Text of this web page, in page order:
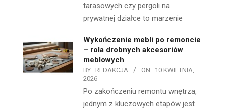
tarasowych czy pergoli na
prywatnej działce to marzenie
Wykończenie mebli po remoncie
– rola drobnych akcesoriów
meblowych
BY: REDAKCJA ON: 10 KWIETNIA,
2026
Po zakończeniu remontu wnętrza,
jednym z kluczowych etapów jest